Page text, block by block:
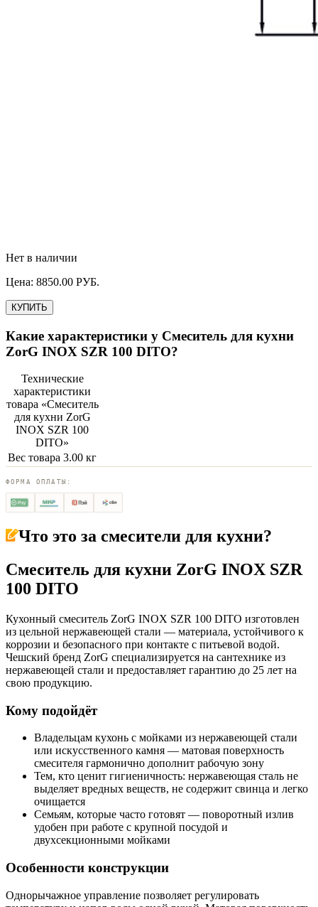
Нет в наличии
Цена: 8850.00 РУБ.
КУПИТЬ
Какие характеристики у Смеситель для кухни
ZorG INOX SZR 100 DITO?
Технические
характеристики
товара «Смеситель
для кухни ZorG
INOX SZR 100
DITO»
Вес товара 3.00 кг
ФОРМА ОПЛАТЫ:
Что это за смесители для кухни?
Смеситель для кухни ZorG INOX SZR
100 DITO
Кухонный смеситель ZorG INOX SZR 100 DITO изготовлен
из цельной нержавеющей стали — материала, устойчивого к
коррозии и безопасного при контакте с питьевой водой.
Чешский бренд ZorG специализируется на сантехнике из
нержавеющей стали и предоставляет гарантию до 25 лет на
свою продукцию.
Кому подойдёт
Владельцам кухонь с мойками из нержавеющей стали
или искусственного камня — матовая поверхность
смесителя гармонично дополнит рабочую зону
Тем, кто ценит гигиеничность: нержавеющая сталь не
выделяет вредных веществ, не содержит свинца и легко
очищается
Семьям, которые часто готовят — поворотный излив
удобен при работе с крупной посудой и
двухсекционными мойками
Особенности конструкции
Однорычажное управление позволяет регулировать